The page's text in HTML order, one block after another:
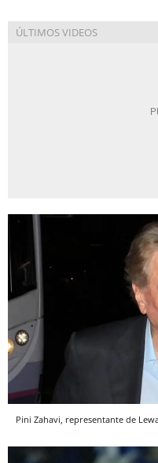
Pini Zahavi, representante de